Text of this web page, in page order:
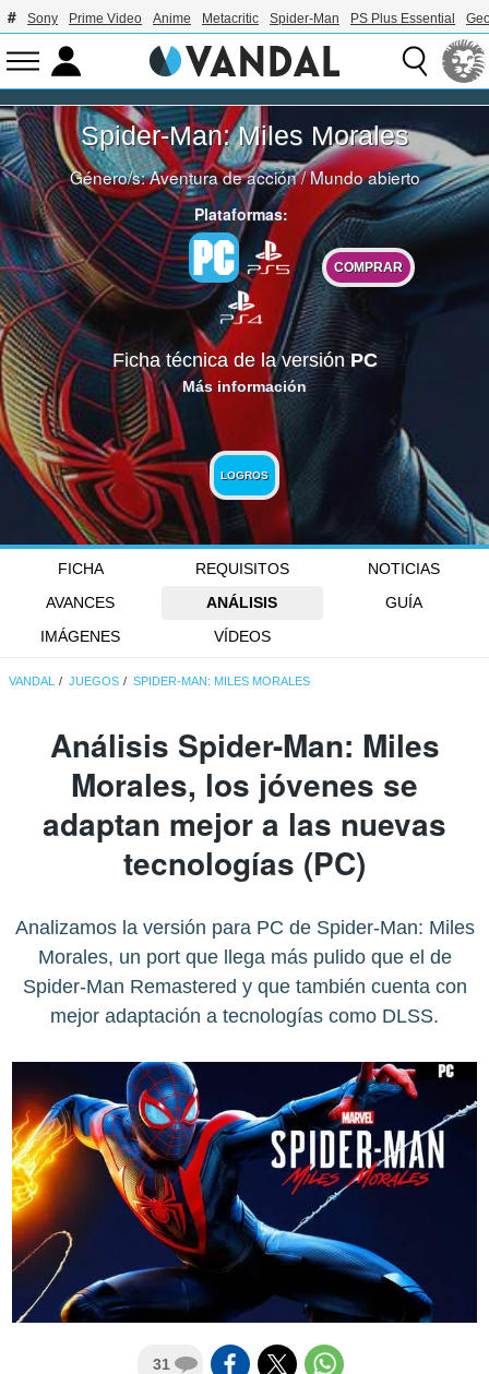
Sony Prime Video Anime Metacritic Spider-Man PS Plus Essential
Spider-Man: Miles Morales
Género/s:Aventura de acción/Mundo abierto
Plataformas:
COMPRAR
Ficha técnica de la versiónPC
Más información
LOGROS
FICHA REQUISITOS
NOTICIAS
AVANCES
ANÁLISIS
GUÍA
IMÁGENES
VÍDEOS
VANDAL JUEGOS SPIDER-MAN: MILES MORALES
Análisis Spider-Man: Miles
Morales, los jóvenes se
adaptan mejor a las nuevas
tecnologías (PC)
Analizamos la versión para PC de Spider-Man: Miles
Morales, un port que llega más pulido que el de
Spider-Man Remastered y que también cuenta con
mejor adaptación a tecnologías como DLSS.
31